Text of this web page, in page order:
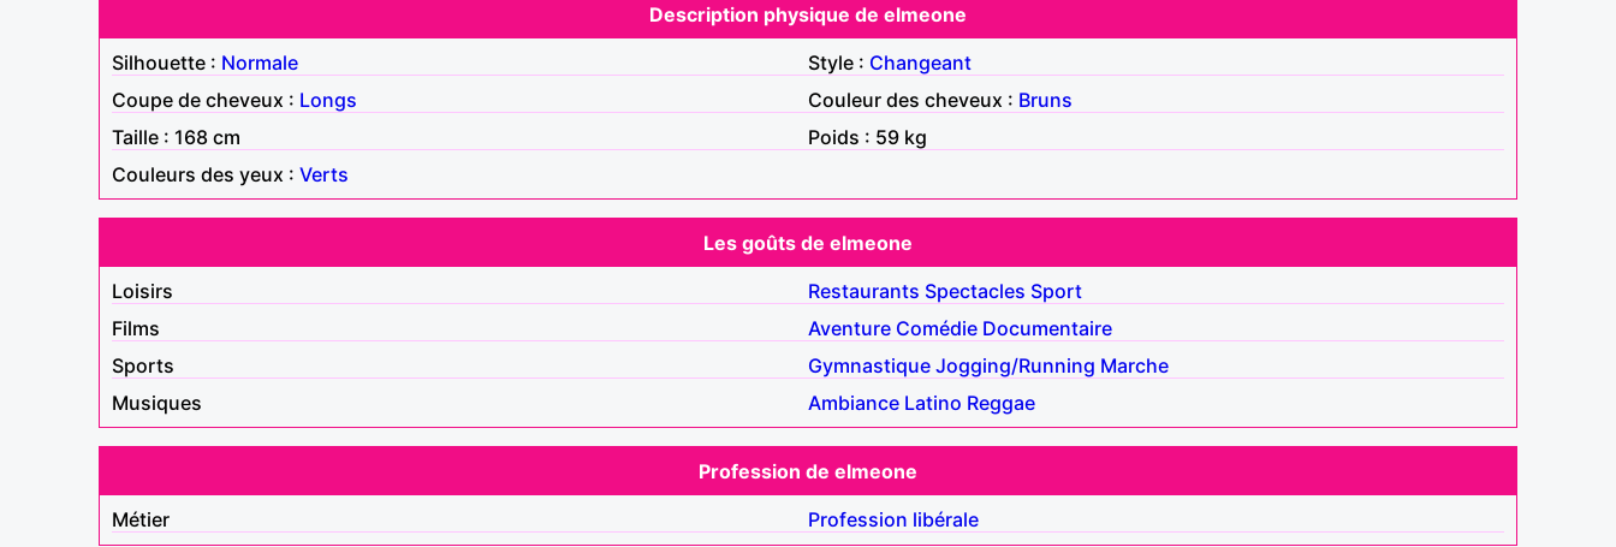
Description physique de elmeone
Silhouette : Normale Style : Changeant
Coupe de cheveux : Longs Couleur des cheveux : Bruns
Taille : 168 cm
Poids : 59 kg
Couleurs des yeux : Verts
Les goûts de elmeone
Loisirs
Restaurants Spectacles Sport
Films
Aventure Comédie Documentaire
Sports
Gymnastique Jogging/Running Marche
Musiques
Ambiance Latino Reggae
Profession de elmeone
Métier
Profession libérale